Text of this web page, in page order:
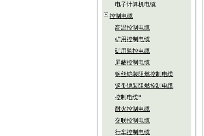
电子计算机电缆
控制电缆
高温控制电缆
矿用控制电缆
矿用监控电缆
屏蔽控制电缆
钢丝铠装阻燃控制电缆
钢带铠装阻燃控制电缆
控制电缆*
耐火控制电缆
交联控制电缆
行车控制电缆